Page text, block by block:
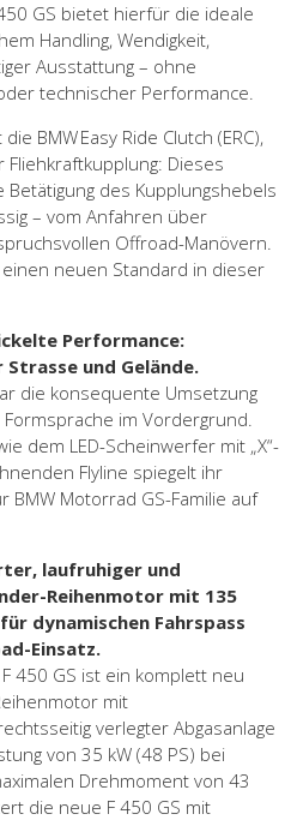
GS bietet hierfür die ideale
Handling, Wendigkeit,
Ausstattung – ohne
technischer Performance.
BMW Easy Ride Clutch (ERC),
Dieses
des Kupplungshebels
– vom Anfahren über
Offroad-Manövern.
neuen Standard in dieser
Performance:
und Gelände.
die konsequente Umsetzung
im Vordergrund.
dem LED-Scheinwerfer mit „X“-
Flyline spiegelt ihr
BMW Motorrad GS-Familie auf
laufruhiger und
Reihenmotor mit 135
dynamischen Fahrspass
Einsatz.
450 GS ist ein komplett neu
mit
verlegter Abgasanlage
von 35 kW (48 PS) bei
Drehmoment von 43
die neue F 450 GS mit